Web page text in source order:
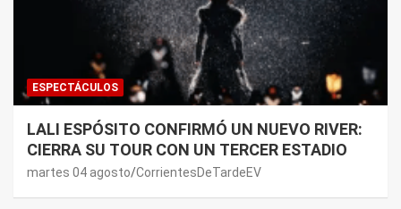
ESPECTÁCULOS
LALI ESPÓSITO CONFIRMÓ UN NUEVO RIVER:
CIERRA SU TOUR CON UN TERCER ESTADIO
martes 04 agosto CorrientesDeTardeEV